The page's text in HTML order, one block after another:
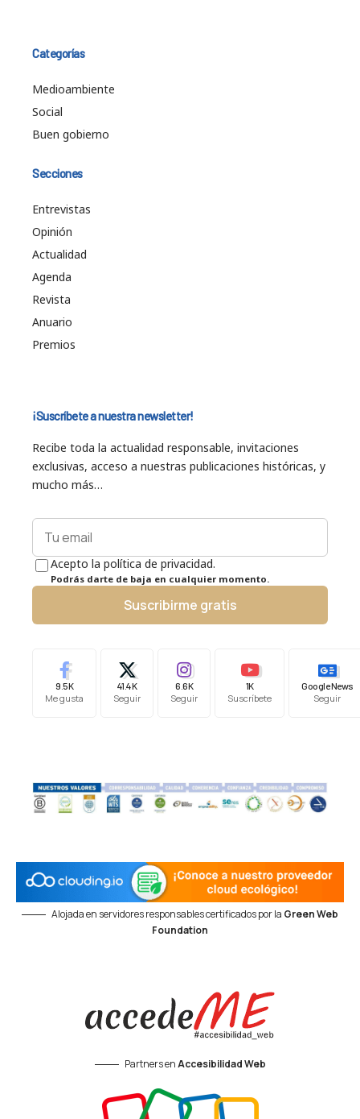
Categorías
Medioambiente
Social
Buen gobierno
Secciones
Entrevistas
Opinión
Actualidad
Agenda
Revista
Anuario
Premios
¡Suscríbete a nuestra newsletter!
Recibe toda la actualidad responsable, invitaciones
exclusivas, acceso a nuestras publicaciones históricas, y
mucho más…
Acepto la política de privacidad.
Podrás darte de baja en cualquier momento.
Suscribirme gratis
9.5K
Me gusta
41.4K
Seguir
6.6K
Seguir
1K
Suscríbete
Google News
Seguir
Alojada en servidores responsables certificados por la Green Web
Foundation
Partners enAccesibilidad Web